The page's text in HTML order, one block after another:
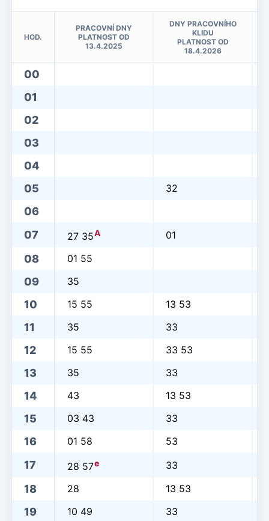
HOD.
PRACOVNÍ DNY
PLATNOST OD
13.4.2025
DNY PRACOVNÍHO
KLIDU
PLATNOST OD
18.4.2026
00
01
02
03
04
05
32
06
07
27 35A 01
08 01 55
09 35
10 15 55 13 53
11 35 33
12 15 55 33 53
13 35 33
14 43 13 53
15 03 43 33
16 01 58 53
17 28 57e 33
18 28 13 53
19 10 49 33